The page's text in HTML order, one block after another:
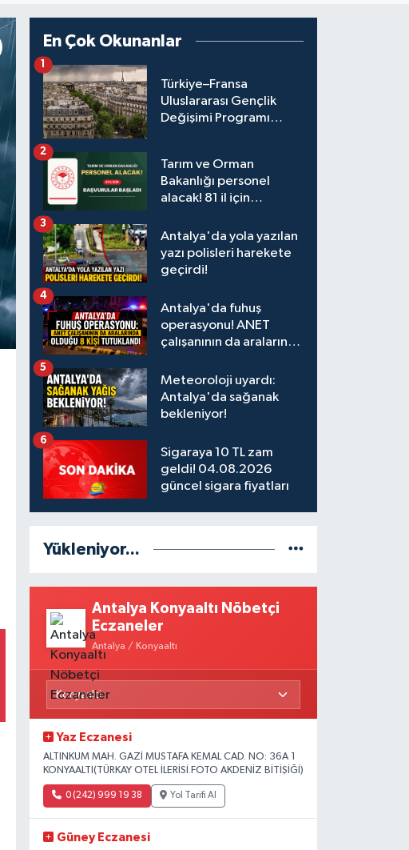
En Çok Okunanlar
Türkiye–Fransa
Uluslararası Gençlik
Değişimi Programı
1
Tarım ve Orman
Bakanlığı personel
alacak! 81 il için
2
Antalya'da yola yazılan
yazı polisleri harekete
geçirdi!
3
Antalya'da fuhuş
operasyonu! ANET
çalışanının da aralarında
4
Meteoroloji uyardı:
Antalya'da sağanak
bekleniyor!
5
Sigaraya 10 TL zam
geldi! 04.08.2026
güncel sigara fiyatları
6
Yükleniyor...
Antalya Konyaaltı Nöbetçi
Eczaneler
Antalya / Konyaaltı
Yaz Eczanesi
ALTINKUM MAH. GAZİ MUSTAFA KEMAL CAD. NO: 36A 1
KONYAALTI(TÜRKAY OTEL İLERİSİ.FOTO AKDENİZ BİTİŞİĞİ)
0 (242) 999 19 38 Yol Tarifi Al
Güney Eczanesi